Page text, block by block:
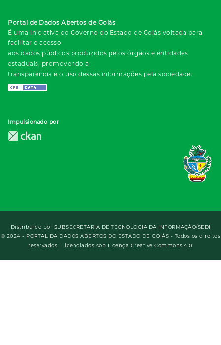
Portal de Dados Abertos de Goiás
É uma iniciativa do Governo do Estado de Goiás voltada para
facilitar o acesso
aos dados públicos produzidos pelos órgãos e entidades
estaduais, promovendo a
transparência e o uso dessas informações pela sociedade.
Impulsionado por
Distribuído por SUBSECRETARIA DE TECNOLOGIA DA INFORMAÇÃO/SEDI
© 2024 - PORTAL DA DADOS ABERTOS DO ESTADO DE GOIÁS - Todos os direitos
reservados - licenciados sob Licença Creative Commons 4.0